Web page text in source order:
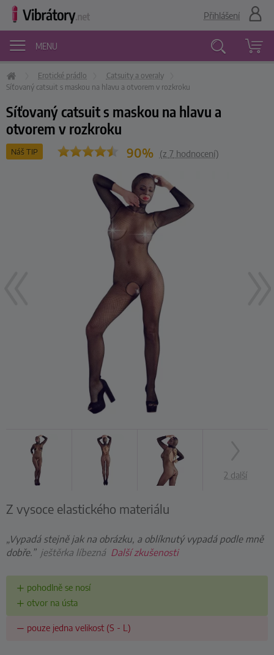
MENU
Přihlášení
Erotické prádlo
Catsuity a overaly
Síťovaný catsuit s maskou na hlavu a otvorem v rozkroku
Síťovaný catsuit s maskou na hlavu a
otvorem v rozkroku
Náš TIP 90% (z 7 hodnocení)
2 další
Z vysoce elastického materiálu
„Vypadá stejně jak na obrázku, a oblíknutý vypadá podle mně
dobře.” ještěrka líbezná Další zkušenosti
pohodlně se nosí
otvor na ústa
pouze jedna velikost (S - L)